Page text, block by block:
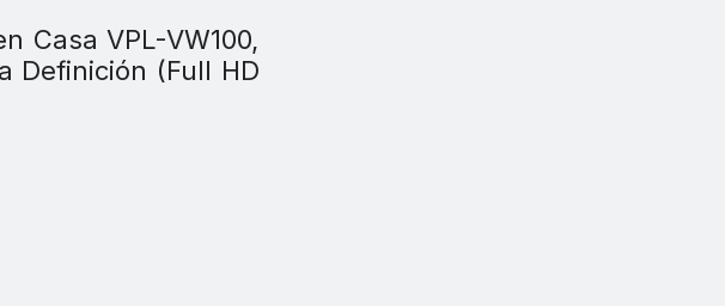
Casa VPL-VW100,
Definición (Full HD